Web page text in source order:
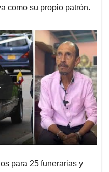
como su propio patrón.
para 25 funerarias y